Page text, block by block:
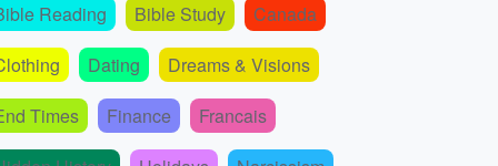
Reading Bible Study
Canada
Dating
Dreams & Visions
Times
Finance
Francais